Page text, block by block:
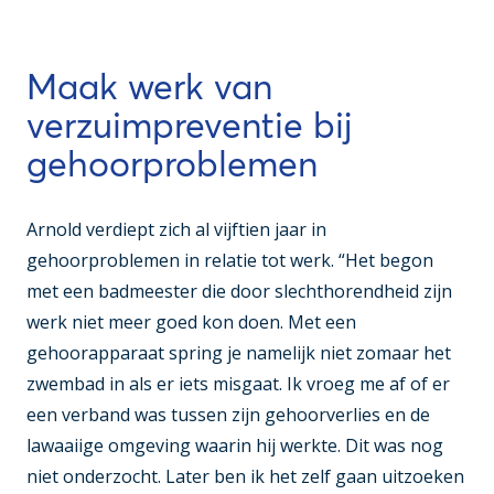
Maak werk van
verzuimpreventie bij
gehoorproblemen
Arnold verdiept zich al vijftien jaar in
gehoorproblemen in relatie tot werk. “Het begon
met een badmeester die door slechthorendheid zijn
werk niet meer goed kon doen. Met een
gehoorapparaat spring je namelijk niet zomaar het
zwembad in als er iets misgaat. Ik vroeg me af of er
een verband was tussen zijn gehoorverlies en de
lawaaiige omgeving waarin hij werkte. Dit was nog
niet onderzocht. Later ben ik het zelf gaan uitzoeken